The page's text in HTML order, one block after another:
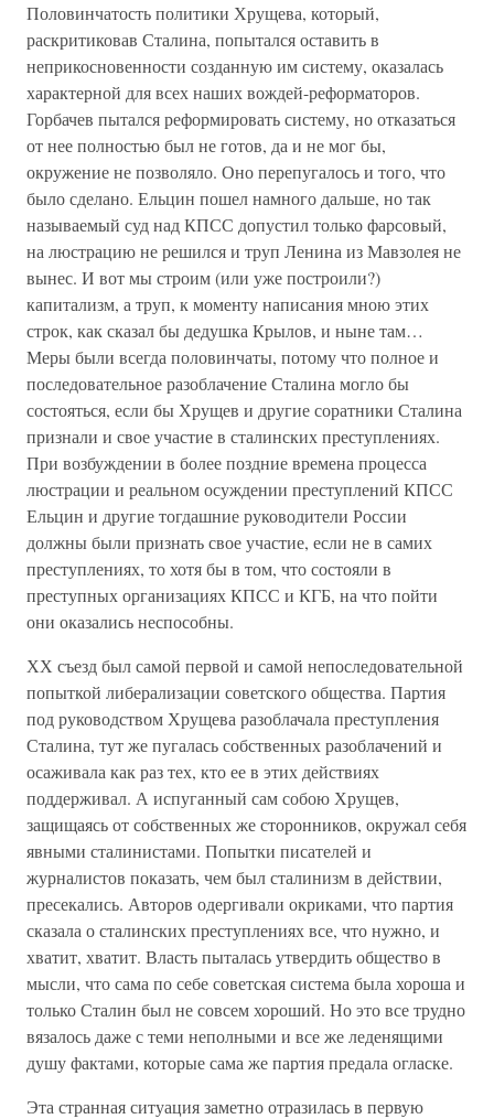
Половинчатость политики Хрущева, который,
раскритиковав Сталина, попытался оставить в
неприкосновенности созданную им систему, оказалась
характерной для всех наших вождей-реформаторов.
Горбачев пытался реформировать систему, но отказаться
от нее полностью был не готов, да и не мог бы,
окружение не позволяло. Оно перепугалось и того, что
было сделано. Ельцин пошел намного дальше, но так
называемый суд над КПСС допустил только фарсовый,
на люстрацию не решился и труп Ленина из Мавзолея не
вынес. И вот мы строим (или уже построили?)
капитализм, а труп, к моменту написания мною этих
строк, как сказал бы дедушка Крылов, и ныне там…
Меры были всегда половинчаты, потому что полное и
последовательное разоблачение Сталина могло бы
состояться, если бы Хрущев и другие соратники Сталина
признали и свое участие в сталинских преступлениях.
При возбуждении в более поздние времена процесса
люстрации и реальном осуждении преступлений КПСС
Ельцин и другие тогдашние руководители России
должны были признать свое участие, если не в самих
преступлениях, то хотя бы в том, что состояли в
преступных организациях КПСС и КГБ, на что пойти
они оказались неспособны.
ХХ съезд был самой первой и самой непоследовательной
попыткой либерализации советского общества. Партия
под руководством Хрущева разоблачала преступления
Сталина, тут же пугалась собственных разоблачений и
осаживала как раз тех, кто ее в этих действиях
поддерживал. А испуганный сам собою Хрущев,
защищаясь от собственных же сторонников, окружал себя
явными сталинистами. Попытки писателей и
журналистов показать, чем был сталинизм в действии,
пресекались. Авторов одергивали окриками, что партия
сказала о сталинских преступлениях все, что нужно, и
хватит, хватит. Власть пыталась утвердить общество в
мысли, что сама по себе советская система была хороша и
только Сталин был не совсем хороший. Но это все трудно
вязалось даже с теми неполными и все же леденящими
душу фактами, которые сама же партия предала огласке.
Эта странная ситуация заметно отразилась в первую